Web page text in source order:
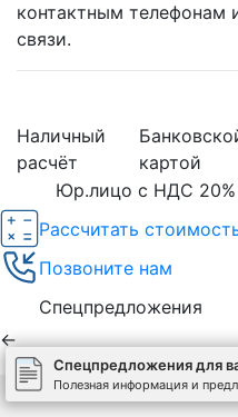
контактным телефонам
связи.
Наличный
расчёт
картой
Юр.лицо с НДС 20%
Спецпредложения для
Полезная информация и
Рассчитать
Позвоните нам
Спецпредложения
←
Используя сайт, вы соглашаетесь